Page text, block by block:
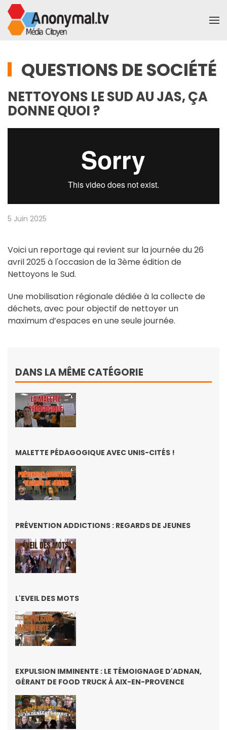
Accéder au contenu principal
QUESTIONS DE SOCIÉTÉ
NETTOYONS LE SUD AU JAS, ÇA
DONNE QUOI ?
5 Juin 2025
Voici un reportage qui revient sur la journée du 26
avril 2025 à l'occasion de la 3ème édition de
Nettoyons le Sud.
Une mobilisation régionale dédiée à la collecte de
déchets, avec pour objectif de nettoyer un
maximum d’espaces en une seule journée.
DANS LA MÊME CATÉGORIE
MALETTE PÉDAGOGIQUE AVEC UNIS-CITÉS !
PRÉVENTION ADDICTIONS : REGARDS DE JEUNES
L'EVEIL DES MOTS
EXPULSION IMMINENTE : LE TÉMOIGNAGE D'ADNAN,
GÉRANT DE FOOD TRUCK À AIX-EN-PROVENCE